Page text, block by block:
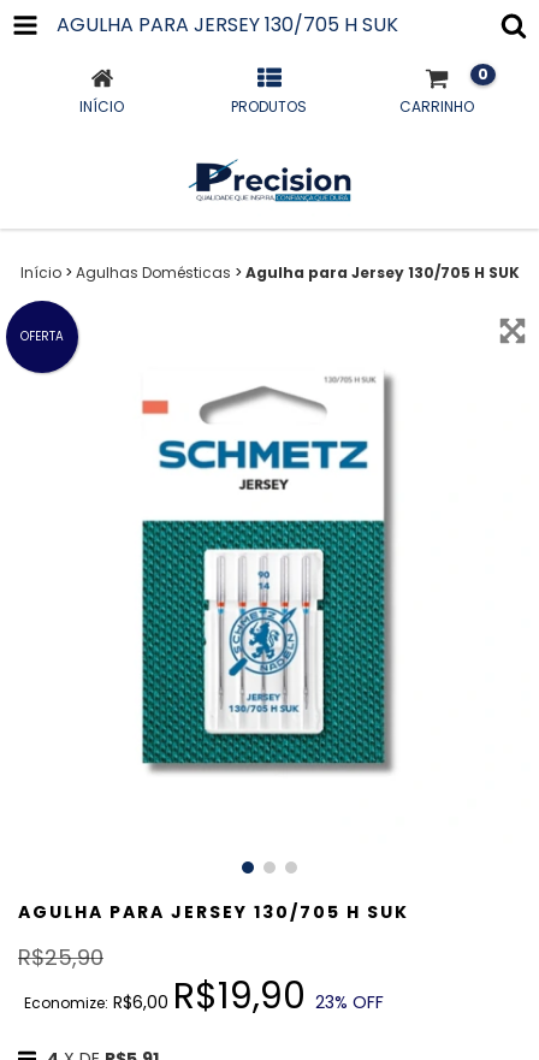
AGULHA PARA JERSEY 130/705 H SUK
INÍCIO PRODUTOS CARRINHO
0
Início > Agulhas Domésticas > Agulha para Jersey 130/705 H SUK
OFERTA
AGULHA PARA JERSEY 130/705 H SUK
R$25,90
Economize: R$6,00 R$19,90 23% OFF